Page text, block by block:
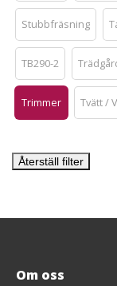
Stubbfräsning
TB290-2
Trimmer Tvätt /
Återställ filter
Om oss